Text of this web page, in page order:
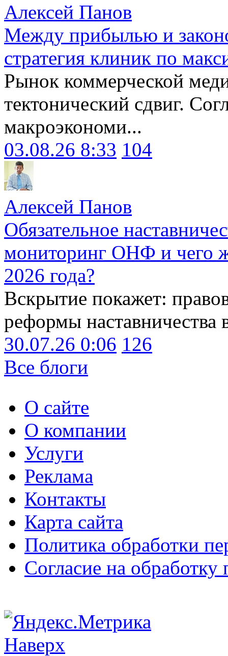
Алексей Панов
Между прибылью и
стратегия клиник по
Рынок коммерческой
тектонический сдвиг.
макроэкономи...
03.08.26 8:33 104
Алексей Панов
Обязательное
мониторинг ОНФ и чего
2026 года?
Вскрытие покажет:
реформы наставничества
30.07.26 0:06 126
Все блоги
О сайте
О компании
Услуги
Реклама
Контакты
Карта сайта
Политика обработки
Согласие на
Наверх